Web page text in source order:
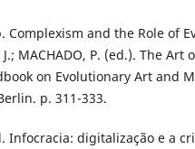
Complexism and the Role of
MACHADO, P. (ed.). The Art
on Evolutionary Art and
p. 311-333.
Infocracia: digitalização e a